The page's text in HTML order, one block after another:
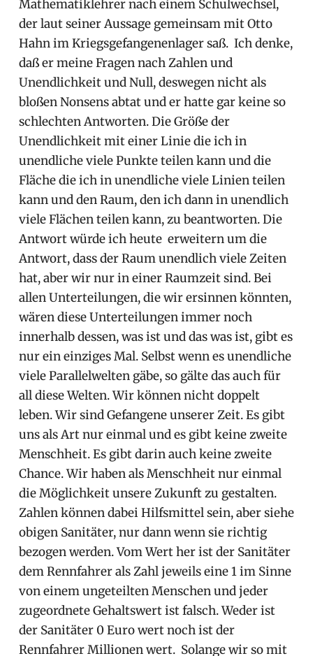
Mathematiklehrer nach einem Schulwechsel,
der laut seiner Aussage gemeinsam mit Otto
Hahn im Kriegsgefangenenlager saß. Ich denke,
daß er meine Fragen nach Zahlen und
Unendlichkeit und Null, deswegen nicht als
bloßen Nonsens abtat und er hatte gar keine so
schlechten Antworten. Die Größe der
Unendlichkeit mit einer Linie die ich in
unendliche viele Punkte teilen kann und die
Fläche die ich in unendliche viele Linien teilen
kann und den Raum, den ich dann in unendlich
viele Flächen teilen kann, zu beantworten. Die
Antwort würde ich heute erweitern um die
Antwort, dass der Raum unendlich viele Zeiten
hat, aber wir nur in einer Raumzeit sind. Bei
allen Unterteilungen, die wir ersinnen könnten,
wären diese Unterteilungen immer noch
innerhalb dessen, was ist und das was ist, gibt es
nur ein einziges Mal. Selbst wenn es unendliche
viele Parallelwelten gäbe, so gälte das auch für
all diese Welten. Wir können nicht doppelt
leben. Wir sind Gefangene unserer Zeit. Es gibt
uns als Art nur einmal und es gibt keine zweite
Menschheit. Es gibt darin auch keine zweite
Chance. Wir haben als Menschheit nur einmal
die Möglichkeit unsere Zukunft zu gestalten.
Zahlen können dabei Hilfsmittel sein, aber siehe
obigen Sanitäter, nur dann wenn sie richtig
bezogen werden. Vom Wert her ist der Sanitäter
dem Rennfahrer als Zahl jeweils eine 1 im Sinne
von einem ungeteilten Menschen und jeder
zugeordnete Gehaltswert ist falsch. Weder ist
der Sanitäter 0 Euro wert noch ist der
Rennfahrer Millionen wert. Solange wir so mit